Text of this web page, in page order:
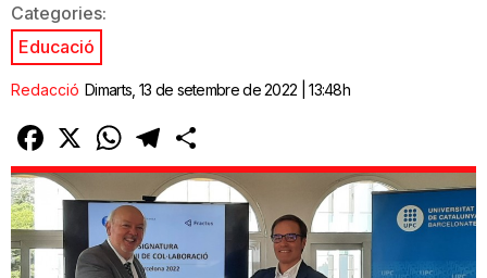
Categories:
Educació
Redacció Dimarts, 13 de setembre de 2022 | 13:48h
Facebook
X WhatsAppTelegram